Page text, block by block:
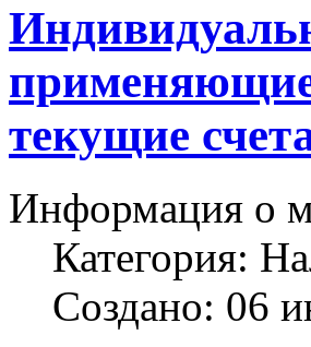
текущие
Информация о
Категория:
Создано: 06